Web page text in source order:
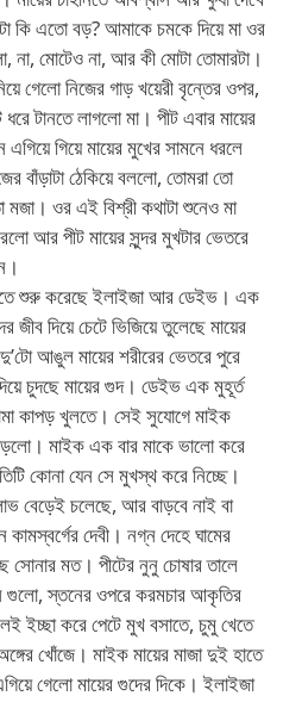
কি এতো বড়? আমাকে চমকে দিয়ে মা ওর
না, মোটেও না, আর কী মোটা তোমারটা।
গেলো নিজের গাড় খয়েরী বৃন্তের ওপর,
টানতে লাগলো মা। পীট এবার মায়ের
গিয়ে মায়ের মুখের সামনে ধরলে
বাঁড়াটা ঠেকিয়ে বললো, তোমরা তো
ওর এই বিশ্রী কথাটা শুনেও মা
আর পীট মায়ের সুন্দর মুখটার ভেতরে
শুরু করেছে ইলাইজা আর ডেইভ। এক
জীব দিয়ে চেটে ভিজিয়ে তুলেছে মায়ের
আঙুল মায়ের শরীরের ভেতরে পুরে
চুদছে মায়ের গুদ। ডেইভ এক মুহূর্ত
কাপড় খুলতে। সেই সুযোগে মাইক
মাইক এক বার মাকে ভালো করে
কোনা যেন সে মুখস্থ করে নিচ্ছে।
বেড়েই চলেছে, আর বাড়বে নাই বা
দেবী। নগ্ন দেহে ঘামের
মত। পীটের নুনু চোষার তালে
গুলো, স্তনের ওপরে করমচার আকৃতির
ইচ্ছা করে পেটে মুখ বসাতে, চুমু খেতে
খোঁজে। মাইক মায়ের মাজা দুই হাতে
গেলো মায়ের গুদের দিকে। ইলাইজা